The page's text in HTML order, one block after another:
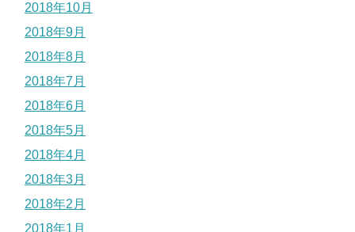
2018年10月
2018年9月
2018年8月
2018年7月
2018年6月
2018年5月
2018年4月
2018年3月
2018年2月
2018年1月